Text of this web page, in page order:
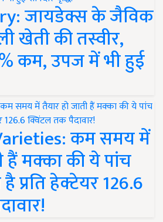
जायडेक्स के जैविक
खेती की तस्वीर,
कम, उपज में भी हुई
कम समय में
हैं मक्का की ये पांच
प्रति हेक्टेयर 126.6